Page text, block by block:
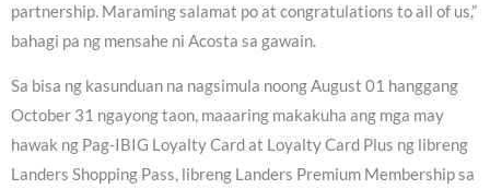
partnership. Maraming salamat po at congratulations to all of us,”
bahagi pa ng mensahe ni Acosta sa gawain.
Sa bisa ng kasunduan na nagsimula noong August 01 hanggang
October 31 ngayong taon, maaaring makakuha ang mga may
hawak ng Pag-IBIG Loyalty Card at Loyalty Card Plus ng libreng
Landers Shopping Pass, libreng Landers Premium Membership sa